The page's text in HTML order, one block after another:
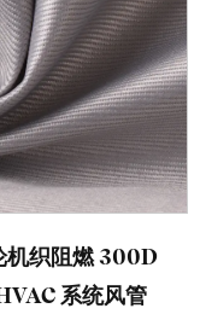
机织阻燃 300D
系统风管